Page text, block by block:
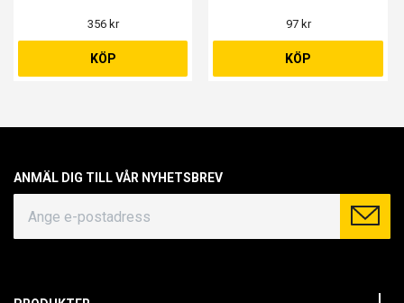
356 kr
KÖP
97 kr
KÖP
ANMÄL DIG TILL VÅR NYHETSBREV